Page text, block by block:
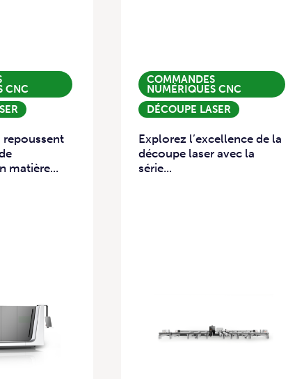
CNC
repoussent
matière...
COMMANDES
NUMÉRIQUES CNC
DÉCOUPE LASER
Explorez l’excellence de la
découpe laser avec la
série...